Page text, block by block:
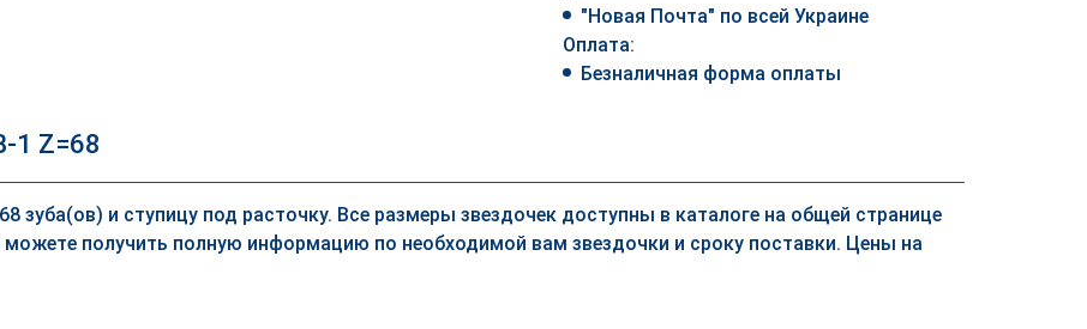
"Новая Почта" по всей Украине
Оплата:
Безналичная форма оплаты
1 Z=68
зуба(ов) и ступицу под расточку. Все размеры звездочек доступны в каталоге на общей странице
получить полную информацию по необходимой вам звездочки и сроку поставки. Цены на